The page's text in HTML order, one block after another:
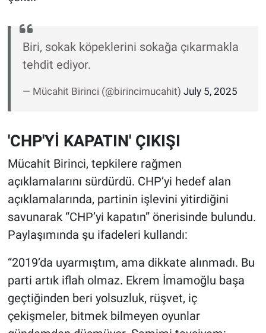
Biri, sokak köpeklerini sokağa çıkarmakla
tehdit ediyor.
— Mücahit Birinci (@birincimucahit) July 5, 2025
'CHP'Yİ KAPATIN' ÇIKIŞI
Mücahit Birinci, tepkilere rağmen
açıklamalarını sürdürdü. CHP’yi hedef alan
açıklamalarında, partinin işlevini yitirdiğini
savunarak “CHP’yi kapatın” önerisinde bulundu.
Paylaşımında şu ifadeleri kullandı:
“2019’da uyarmıştım, ama dikkate alınmadı. Bu
parti artık iflah olmaz. Ekrem İmamoğlu başa
geçtiğinden beri yolsuzluk, rüşvet, iç
çekişmeler, bitmek bilmeyen oyunlar